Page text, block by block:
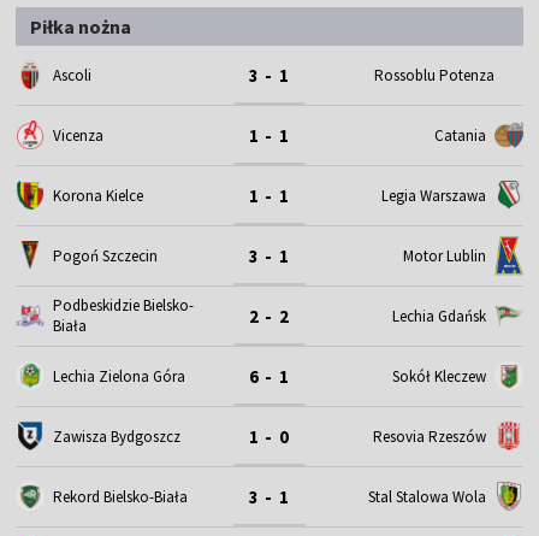
Piłka nożna
Ascoli 3 - 1 Rossoblu Potenza
Vicenza 1 - 1 Catania
Korona Kielce 1 - 1 Legia Warszawa
Pogoń Szczecin 3 - 1 Motor Lublin
Podbeskidzie Bielsko-
Biała
2 - 2 Lechia Gdańsk
Lechia Zielona Góra 6 - 1 Sokół Kleczew
Zawisza Bydgoszcz 1 - 0 Resovia Rzeszów
Rekord Bielsko-Biała 3 - 1 Stal Stalowa Wola